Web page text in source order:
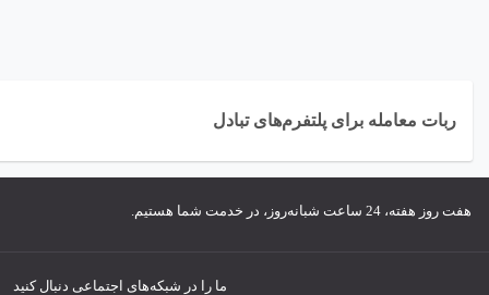
ربات با ترکیب
ربات معامله برای پلتفرم‌های تبادل
هفت روز هفته، 24 ساعت شبانه‌روز، در خدمت شما هستیم.
ما را در شبکه‌های اجتماعی دنبال کنید